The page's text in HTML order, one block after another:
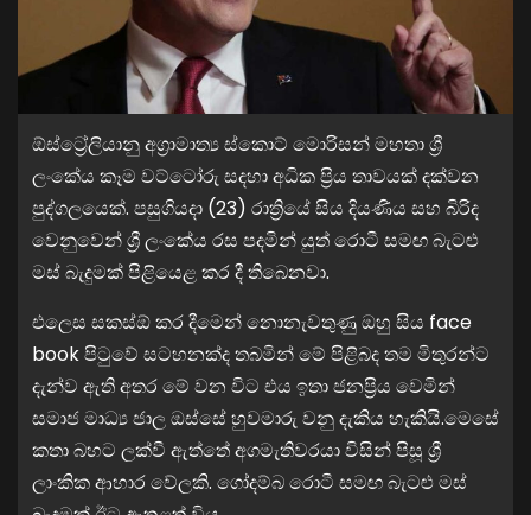
ඕස්ට්‍රේලියානු අග්‍රාමාත්‍ය ස්කොට් මොරිසන් මහතා ශ්‍රී
ලංකේය කෑම වට්ටෝරු සදහා අධික ප්‍රිය තාවයක් දක්වන
පුද්ගලයෙක්. පසුගියදා (23) රාත්‍රියේ සිය දියණිය සහ බිරිද
වෙනුවෙන් ශ්‍රී ලංකේය රස පදමින් යුත් රොටී සමඟ බැටළු
මස් බැදුමක් පිළියෙළ කර දී තිබෙනවා.
එලෙස සකස්ඕ කර දීමෙන් නොනැවතුණු ඔහු සිය face
book පිටුවේ සටහනක්ද තබමින් මේ පිළිබද තම මිතුරන්ට
දැන්ව ඇති අතර මේ වන විට එය ඉතා ජනප්‍රිය වෙමින්
සමාජ මාධ්‍ය ජාල ඔස්සේ හුවමාරු වනු දැකිය හැකියි.මෙසේ
කතා බහට ලක්වී ඇත්තේ අගමැතිවරයා විසින් පිසූ ශ්‍රී
ලාංකික ආහාර වේලකි. ගෝදම්බ රොටී සමඟ බැටළු මස්